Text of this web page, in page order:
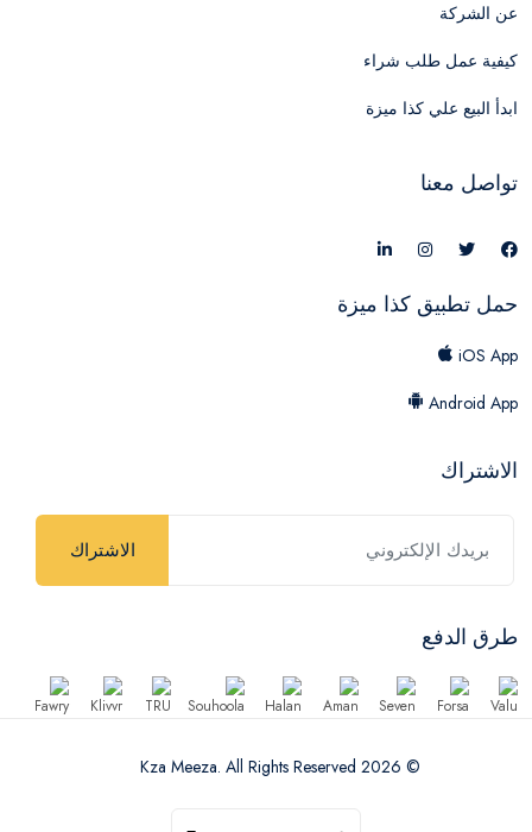
عن الشركة
كيفية عمل طلب شراء
ابدأ البيع علي كذا ميزة
تواصل معنا
حمل تطبيق كذا ميزة
iOS App
Android App
الاشتراك
الاشتراك
طرق الدفع
© 2026 Kza Meeza. All Rights Reserved